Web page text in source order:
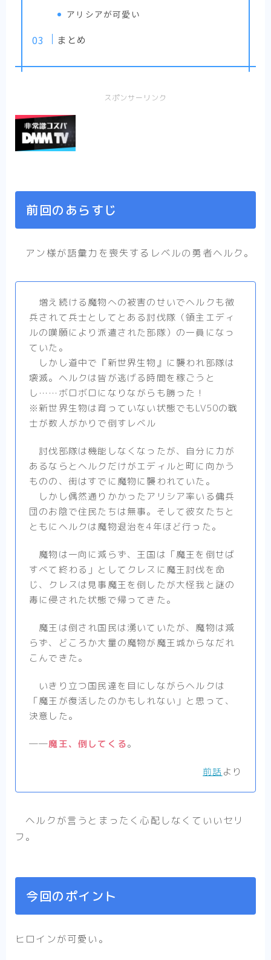
くて、男なメイドはいかがですか？【まと
【末永くよろしくお願いします】残念美少女
話【まとめ】完結済
をどうか否定しないで【感想まとめ】
少年漫画
【不徳のギルド】エロコメディ？バトル漫
画？いややっぱりエロコメディ！【まとめ】
【異剣戦記ヴェルンディオ】ほんわかしつつ
も壮大な物語の雰囲気を感じさせる物語【ま
ラクター紹介＆感想【まとめ】
紹介と最新話感想【まとめ】
アリシアが可愛い
まとめ
スポンサーリンク
前回のあらすじ
アン様が語彙力を喪失するレベルの勇者ヘルク。
増え続ける魔物への被害のせいでヘルクも徴
兵されて兵士としてとある討伐隊（領主エディ
ルの嘆願により派遣された部隊）の一員になっ
ていた。
しかし道中で『新世界生物』に襲われ部隊は
壊滅。ヘルクは皆が逃げる時間を稼ごうと
し……ボロボロになりながらも勝った！
※新世界生物は育っていない状態でもLV50の戦
士が数人がかりで倒すレベル
討伐部隊は機能しなくなったが、自分に力が
あるならとヘルクだけがエディルと町に向かう
ものの、街はすでに魔物に襲われていた。
しかし偶然通りかかったアリシア率いる傭兵
団のお陰で住民たちは無事。そして彼女たちと
ともにヘルクは魔物退治を4年ほど行った。
魔物は一向に減らず、王国は「魔王を倒せば
すべて終わる」としてクレスに魔王討伐を命
じ、クレスは見事魔王を倒したが大怪我と謎の
毒に侵された状態で帰ってきた。
魔王は倒され国民は湧いていたが、魔物は減
らず、どころか大量の魔物が魔王城からなだれ
こんできた。
いきり立つ国民達を目にしながらヘルクは
「魔王が復活したのかもしれない」と思って、
決意した。
――魔王、倒してくる。
前話 より
ヘルクが言うとまったく心配しなくていいセリ
フ。
今回のポイント
ヒロインが可愛い。